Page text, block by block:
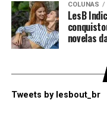
COLUNAS
LesB
novelas
Tweets by lesbout_br